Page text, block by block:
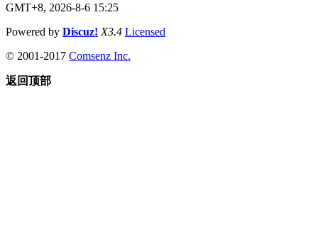
GMT+8, 2026-8-6 15:25
Powered by Discuz! X3.4 Licensed
© 2001-2017 Comsenz Inc.
返回顶部